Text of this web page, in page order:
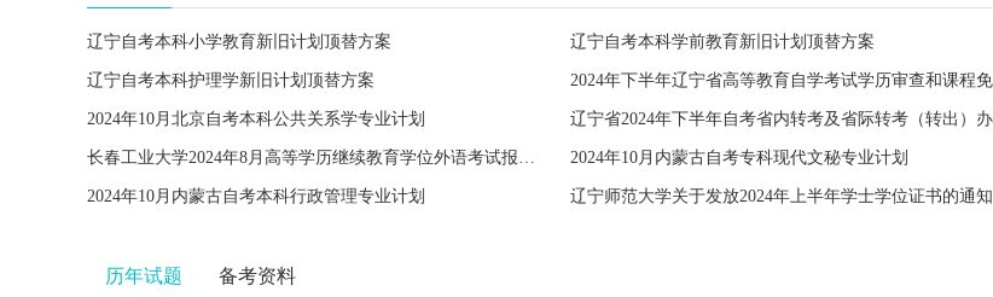
辽宁自考本科小学教育新旧计划顶替方案 辽宁自考本科学前教育新旧计划顶替方案
辽宁自考本科护理学新旧计划顶替方案
2024年10月北京自考本科公共关系学专业计划
长春工业大学2024年8月高等学历继续教育学位外语考试报名的通知 2024年10月内蒙古自考专科现代文秘专业计划
2024年10月内蒙古自考本科行政管理专业计划 辽宁师范大学关于发放2024年上半年学士学位证书的通知
历年试题 备考资料